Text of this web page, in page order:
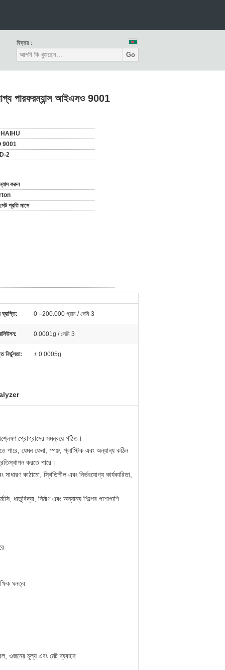
বিক্রয়：
Go
পারফরম্যান্স আইএসও 9001
9001
2
করুন
প্রতি মাসে
ব্যাপ্তি: 0 –200.000 গ্রাম / সেমি 3
0.0001g / সেমি 3
নির্ভুলতা: ± 0.0005g
প্রোগ্রামের সমন্বয়ে গঠিত।
যেমন ফেনা, স্পঞ্জ, প্লাস্টিক এবং অন্যান্য কঠিন
করতে পারে।
কাঠামো, স্থিতিশীল এবং নির্ভরযোগ্য কার্যকারিতা,
ধাতুবিদ্যা, নির্মাণ এবং অন্যান্য শিল্পের পাশাপাশি
ঘনত্ব
ওজনের মূল্য এবং মেট ব্যবহার